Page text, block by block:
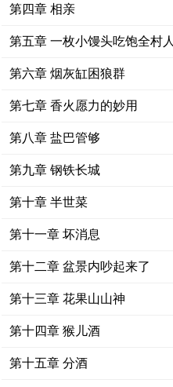
第四章 相亲
第五章 一枚小馒头吃饱全村人
第六章 烟灰缸困狼群
第七章 香火愿力的妙用
第八章 盐巴管够
第九章 钢铁长城
第十章 半世菜
第十一章 坏消息
第十二章 盆景内吵起来了
第十三章 花果山山神
第十四章 猴儿酒
第十五章 分酒